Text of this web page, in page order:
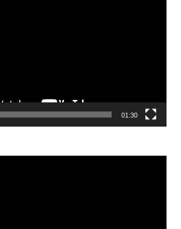
01:30